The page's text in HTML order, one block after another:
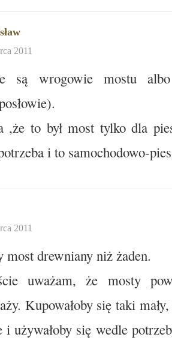
2011
są wrogowie mostu
,że to był most tylko dla
i to samochodowo-
2011
most drewniany niż żaden.
uważam, że mosty
Kupowałoby się taki
i używałoby się wedle